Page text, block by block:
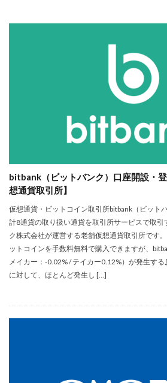
bitbank（ビットバンク）口座開設・
想通貨取引所】
仮想通貨・ビットコイン取引所bitbank（ビット
計8通貨の取り扱い通貨を取引所サービスで取
ク株式会社が運営する老舗仮想通貨取引所です
ットコインを手数料無料で購入できますが、
メイカー：-0.02% / テイカー0.12%）が発生す
に対して、ほとんど発生し […]
検索